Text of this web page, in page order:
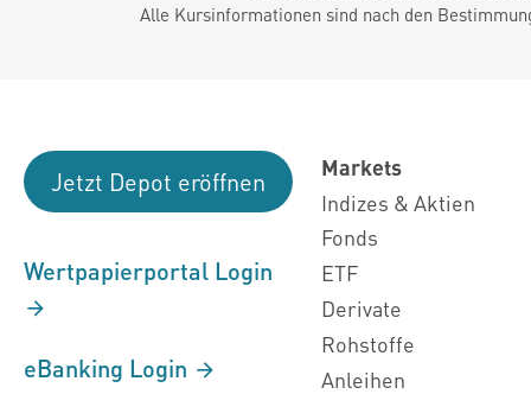
Alle Kursinformationen sind nach den
Jetzt Depot eröffnen
Wertpapierportal Login
eBanking Login
Markets
Indizes & Aktien
Fonds
ETF
Derivate
Rohstoffe
Anleihen